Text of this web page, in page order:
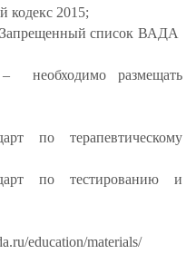
кодекс 2015;
список ВАДА
размещать
по терапевтическому
по тестированию и
education/materials/